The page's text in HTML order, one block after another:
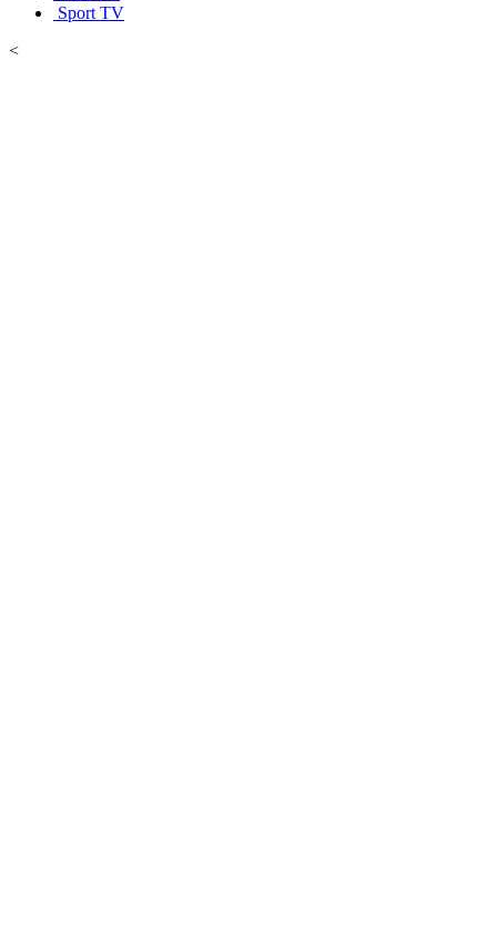
Sport TV
<